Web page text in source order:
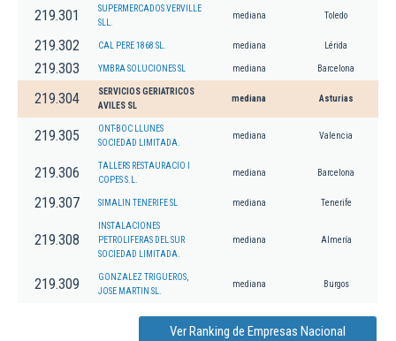
219.301
SUPERMERCADOS VERVILLE
SLL.
mediana Toledo
219.302 CAL PERE 1868 SL. mediana Lérida
219.303 YMBRA SOLUCIONES SL mediana Barcelona
219.304
SERVICIOS GERIATRICOS
AVILES SL
mediana Asturias
219.305
ONT-BOC LLUNES
SOCIEDAD LIMITADA.
mediana Valencia
219.306
TALLERS RESTAURACIO I
COPES S.L.
mediana Barcelona
219.307 SIMALIN TENERIFE SL mediana Tenerife
219.308
INSTALACIONES
PETROLIFERAS DEL SUR
SOCIEDAD LIMITADA.
mediana Almería
219.309
GONZALEZ TRIGUEROS,
JOSE MARTIN SL.
mediana Burgos
Ver Ranking de Empresas Nacional